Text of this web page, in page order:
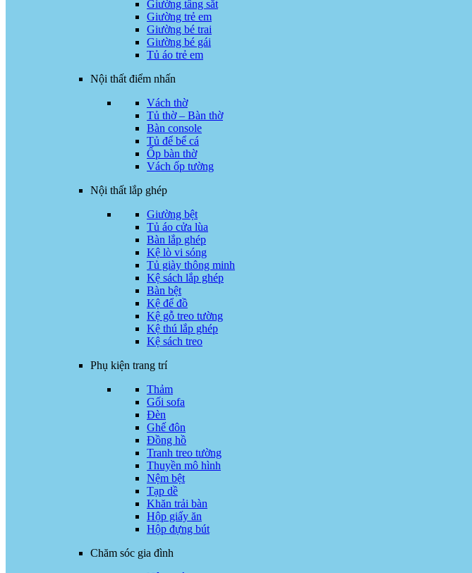
Giường tầng sắt
Giường trẻ em
Giường bé trai
Giường bé gái
Tủ áo trẻ em
Nội thất điểm nhấn
Vách thờ
Tủ thờ – Bàn thờ
Bàn console
Tủ để bể cá
Ốp bàn thờ
Vách ốp tường
Nội thất lắp ghép
Giường bệt
Tủ áo cửa lùa
Bàn lắp ghép
Kệ lò vi sóng
Tủ giày thông minh
Kệ sách lắp ghép
Bàn bệt
Kệ để đồ
Kệ gỗ treo tường
Kệ thú lắp ghép
Kệ sách treo
Phụ kiện trang trí
Thảm
Gối sofa
Đèn
Ghế đôn
Đồng hồ
Tranh treo tường
Thuyền mô hình
Nệm bệt
Tạp dề
Khăn trải bàn
Hộp giấy ăn
Hộp đựng bút
Chăm sóc gia đình